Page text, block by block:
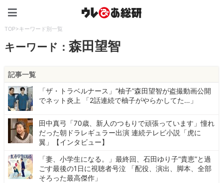
TOP>キーワード別一覧
キーワード：森田望智
記事一覧
「ザ・トラベルナース」“柚子”森田望智が盗撮動画公開
でネット炎上 「2話連続で柚子がやらかしてた…」
田中真弓「70歳、新人のつもりで頑張っています」憧れ
だった朝ドラレギュラー出演 連続テレビ小説「虎に
翼」【インタビュー】
「妻、小学生になる。」最終回、石田ゆり子“貴恵”と過
ごす最後の1日に視聴者号泣 「配役、演出、脚本、全部
そろった最高傑作」